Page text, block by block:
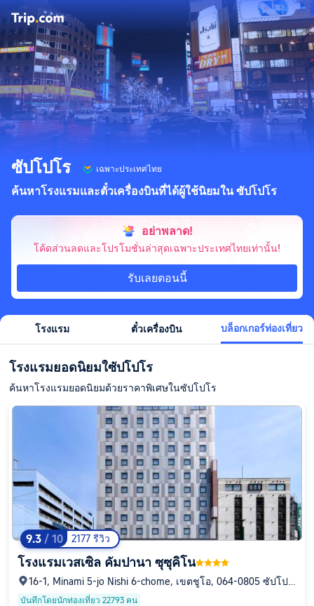
ซัปโปโร เฉพาะประเทศไทย
ค้นหาโรงแรมและตั๋วเครื่องบินที่ได้ผู้ใช้นิยมใน ซัปโปโร
อย่าพลาด!
โค้ดส่วนลดและโปรโมชั่นล่าสุดเฉพาะประเทศไทยเท่านั้น!
รับเลยตอนนี้
โรงแรม ตั๋วเครื่องบิน บล็อกเกอร์ท่องเที่ยว
โรงแรมยอดนิยมใซัปโปโร
ค้นหาโรงแรมยอดนิยมด้วยราคาพิเศษในซัปโปโร
9.3 / 10 2177 รีวิว
โรงแรมเวสเซิล คัมปานา ซุซุคิโน
16-1, Minami 5-jo Nishi 6-chome, เขตชูโอ, 064-0805 ซัปโปโ
ร, ฮอกไกโด, ญี่ปุ่น
บันทึกโดยนักท่องเที่ยว 22793 คน